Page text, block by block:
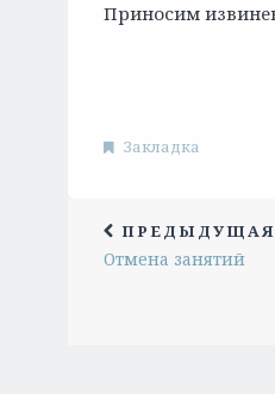
Приносим
Закладка
ПРЕДЫДУЩАЯ
Отмена занятий